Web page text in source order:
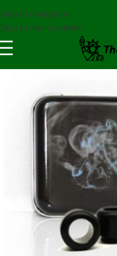
Skip to navigation
Skip to main content